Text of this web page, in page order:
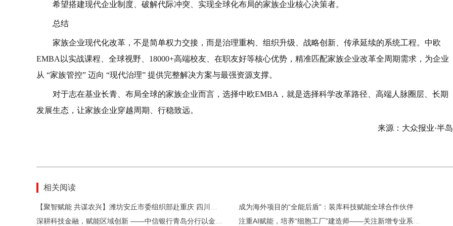
希望搭建现代企业制度、破解代际冲突、实现全球化布局的家族企业核心决策者。
总结
家族企业现代化改革，不是简单权力交接，而是治理重构、组织升级、战略创新、传承延续的系统工程。中欧
EMBA以实战课程、全球视野、18000+高端校友、在职友好等核心优势，精准匹配家族企业改革全周期需求，为企业
从 “家族管控” 迈向 “现代治理” 提供完整解决方案与最强资源支撑。
对于志在基业长青、布局全球的家族企业而言，选择中欧EMBA，就是选择科学改革路径、高端人脉圈层、长期
发展生态，让家族企业穿越周期、行稳致远。
来源：大众报业·半
相关阅读
【聚智赋能 共谋农兴】潍坊安丘市委组织部赴重庆 四川开展健康食品产业和有机农业考察学习活动
成为海外项目的“全能后盾”：装库科技赋能全球合作伙伴
深耕科技金融，赋能区域创新 ——中信银行青岛分行以金融活水滋养新质生产力
注重AI赋能，培养“细胞工厂”建造师——关注新增专业系列报道之四